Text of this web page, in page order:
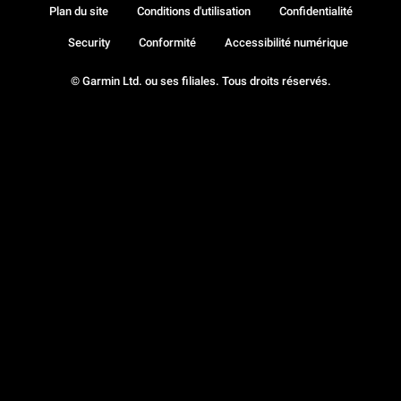
© Garmin Ltd. ou ses filiales. Tous droits réservés.
Plan du site Conditions d'utilisation Confidentialité
Security Conformité Accessibilité numérique